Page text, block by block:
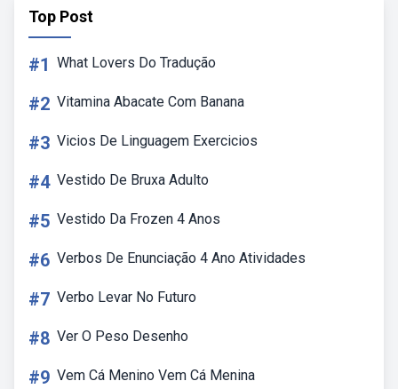
Top Post
#1 What Lovers Do Tradução
#2 Vitamina Abacate Com Banana
#3 Vicios De Linguagem Exercicios
#4 Vestido De Bruxa Adulto
#5 Vestido Da Frozen 4 Anos
#6 Verbos De Enunciação 4 Ano Atividades
#7 Verbo Levar No Futuro
#8 Ver O Peso Desenho
#9 Vem Cá Menino Vem Cá Menina